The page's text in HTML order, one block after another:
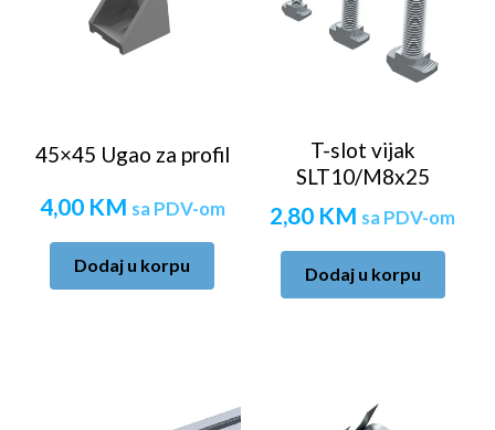
45×45 Ugao za profil
4,00 KM sa PDV-om
Dodaj u korpu
T-slot vijak
SLT10/M8x25
2,80 KM sa PDV-om
Dodaj u korpu